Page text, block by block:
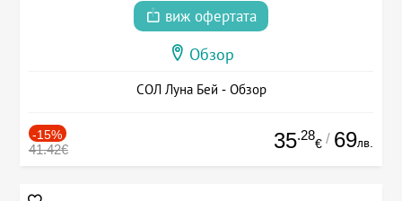
виж офертата
Обзор
СОЛ Луна Бей - Обзор
-15%
41.42€ 35.28
€ / 69лв.